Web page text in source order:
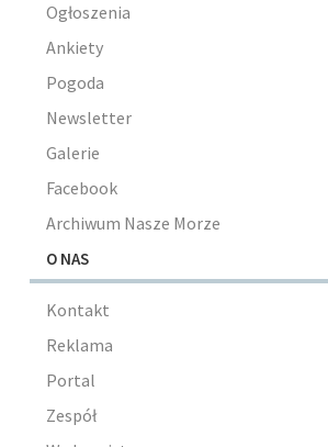
Ogłoszenia
Ankiety
Pogoda
Newsletter
Galerie
Facebook
Archiwum Nasze Morze
O NAS
Kontakt
Reklama
Portal
Zespół